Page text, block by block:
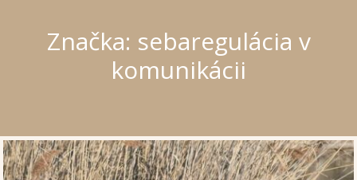
Značka: sebaregulácia v
komunikácii